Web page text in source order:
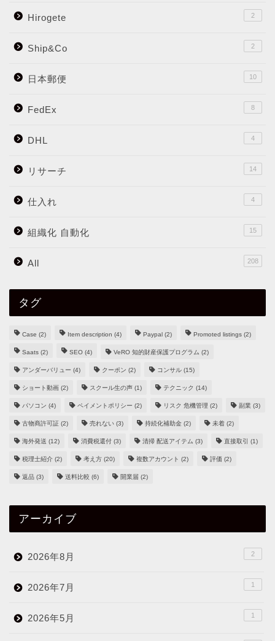
Hirogete 2
Ship&Co 2
日本郵便 10
FedEx 8
DHL 4
リサーチ 14
仕入れ 4
組織化 自動化 15
All 208
タグ
Case (2) Item description (4) Paypal (2) Promoted listings (2)
Saats (2) SEO (4) VeRO 知的財産保護プログラム (2)
アンダーバリュー (4) クーポン (2) コンサル (15)
ショート動画 (2) スクール生の声 (1) テクニック (14)
パソコン (4) ペイメントポリシー (2) リスク 危機管理 (2) 副業 (3)
古物商許可証 (2) 売れない (3) 持続化補助金 (2) 未着 (2)
海外発送 (12) 消費税還付 (3) 清掃 配送アイテム (3) 直接取引 (1)
税理士紹介 (2) 考え方 (20) 複数アカウント (2) 評価 (2)
返品 (3) 送料比較 (6) 開業届 (2)
アーカイブ
2026年8月 2
2026年7月 1
2026年5月 1